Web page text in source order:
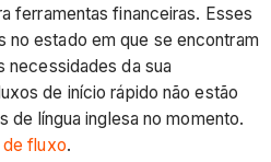
ferramentas financeiras. Esses
no estado em que se encontram
necessidades da sua
de início rápido não estão
de língua inglesa no momento.
de fluxo.